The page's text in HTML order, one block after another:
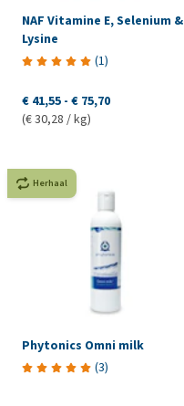
NAF Vitamine E, Selenium &
Lysine
(1)
€ 41,55 - € 75,70
(€ 30,28 / kg)
Herhaal
Phytonics Omni milk
(3)